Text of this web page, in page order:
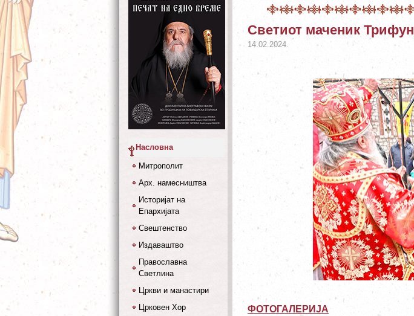
Светиот маченик Трифун
14.02.2024.
ФОТОГАЛЕРИЈА
Насловна
Митрополит
Арх. намесништва
Историјат на
Епархијата
Свештенство
Издаваштво
Православна
Светлина
Цркви и манастири
Црковен Хор